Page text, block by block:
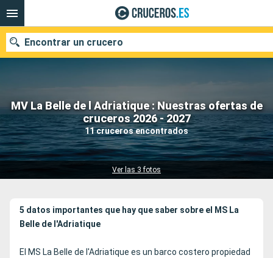
MV La Belle de l Adriatique : Nuestras ofertas de
cruceros 2026 - 2027
11 cruceros encontrados
Ver las 3 fotos
Encontrar un crucero
Nuestros destinos
Fecha de salida
5 datos importantes que hay que saber sobre el MS La
Belle de l'Adriatique
El MS La Belle de l'Adriatique es un barco costero propiedad